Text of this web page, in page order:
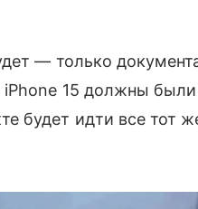
— только
iPhone 15 должны
будет идти все тот